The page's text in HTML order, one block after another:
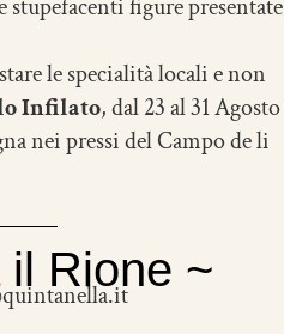
figure presentate
le specialità locali e non
Infilato, dal 23 al 31 Agosto
nei pressi del Campo de li
Rione ~